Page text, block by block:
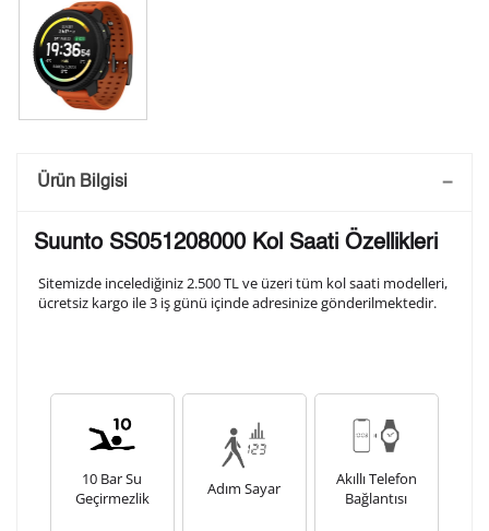
Saatini Kişiselleştir
arka kapağına gravür tekniği ile formda belirtmiş
2. Satır
10
3. Satır
10
Ürün Bilgisi
Suunto SS051208000 Kol Saati Özellikleri
Sitemizde incelediğiniz 2.500 TL ve üzeri tüm kol saati modelleri,
ücretsiz kargo ile 3 iş günü içinde adresinize gönderilmektedir.
10 Bar Su
Geçirmezlik
Adım Sayar
Akıllı Telefon
Bağlantısı